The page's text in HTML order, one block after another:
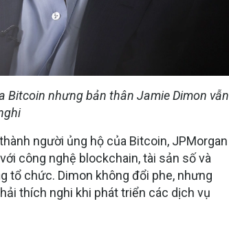
Bitcoin nhưng bản thân Jamie Dimon vẫn
người ủng hộ của Bitcoin, JPMorgan
công nghệ blockchain, tài sản số và
tổ chức. Dimon không đổi phe, nhưng
thích nghi khi phát triển các dịch vụ